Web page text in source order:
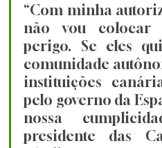
“Com minha
não vou colocar
perigo. Se eles
comunidade
instituições
pelo governo da
nossa
presidente das